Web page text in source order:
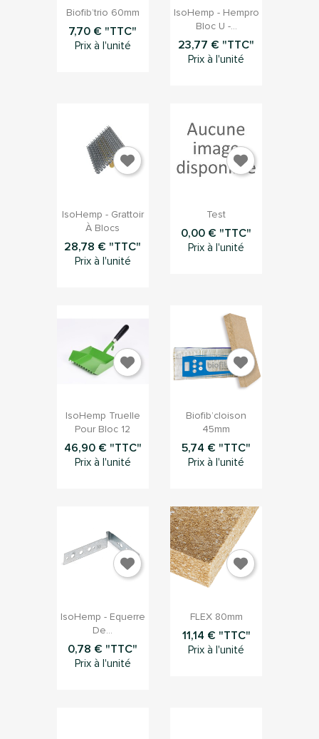
Aperçu rapide
Biofib’trio 60mm
7,70 € "TTC"
Prix à l'unité
Aperçu rapide
IsoHemp - Hempro
Bloc U -...
23,77 € "TTC"
Prix à l'unité
Aperçu rapide
IsoHemp - Grattoir
À Blocs
28,78 € "TTC"
Prix à l'unité
Aperçu rapide
Test
0,00 € "TTC"
Prix à l'unité
Aperçu rapide
IsoHemp Truelle
Pour Bloc 12
46,90 € "TTC"
Prix à l'unité
Aperçu rapide
Biofib’cloison
45mm
5,74 € "TTC"
Prix à l'unité
Aperçu rapide
IsoHemp - Equerre
De...
0,78 € "TTC"
Prix à l'unité
Aperçu rapide
FLEX 80mm
11,14 € "TTC"
Prix à l'unité